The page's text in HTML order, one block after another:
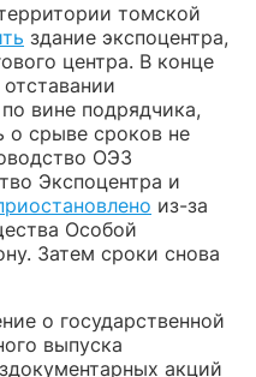
томской
здание экспоцентра,
центра. В конце
вине подрядчика,
о срыве сроков не
ОЭЗ
Экспоцентра и
из-за
Особой
Затем сроки снова
о государственной
выпуска
акций